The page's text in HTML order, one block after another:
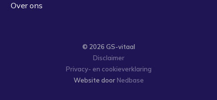
Over ons
© 2026 GS-vitaal
Disclaimer
Privacy- en cookieverklaring
Website door Nedbase